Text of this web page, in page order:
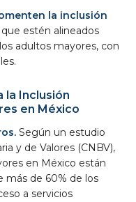
la inclusión
estén alineados
adultos mayores, con
la Inclusión
en México
Según un estudio
y de Valores (CNBV),
en México están
más de 60% de los
a servicios